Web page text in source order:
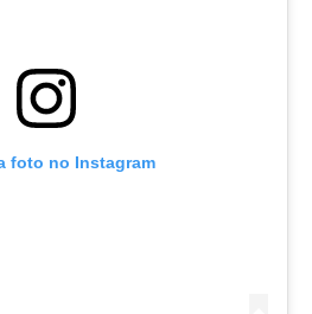
foto no Instagram